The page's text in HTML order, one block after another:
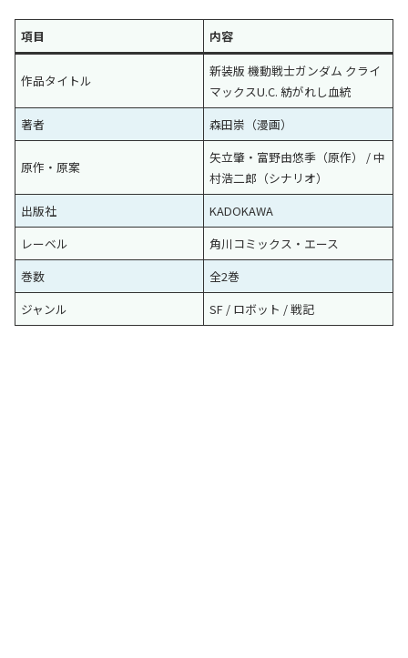
項目 内容
作品タイトル
新装版 機動戦士ガンダム クライ
マックスU.C. 紡がれし血統
著者
森田崇（漫画）
原作・原案
矢立肇・富野由悠季（原作） / 中
村浩二郎（シナリオ）
出版社
KADOKAWA
レーベル
角川コミックス・エース
巻数
全2巻
ジャンル
SF / ロボット / 戦記